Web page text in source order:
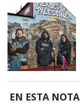
EN ESTA NOTA